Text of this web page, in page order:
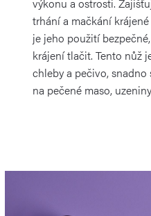
výkonu a ostrosti.
trhání a mačkání
je jeho použití
krájení tlačit. Tento nůž
chleby a pečivo, snadno
na pečené maso,